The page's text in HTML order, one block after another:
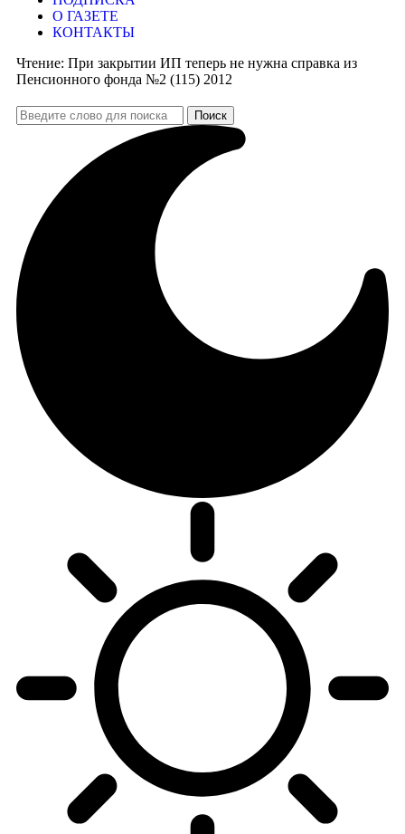
О ГАЗЕТЕ
КОНТАКТЫ
Чтение: При закрытии ИП теперь не нужна справка из
Пенсионного фонда №2 (115) 2012